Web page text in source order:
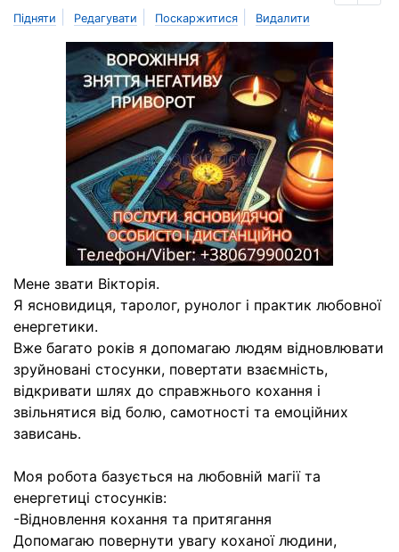
Підняти Редагувати Поскаржитися Видалити
Мене звати Вікторія.
Я ясновидиця, таролог, рунолог і практик любовної
енергетики.
Вже багато років я допомагаю людям відновлювати
зруйновані стосунки, повертати взаємність,
відкривати шлях до справжнього кохання і
звільнятися від болю, самотності та емоційних
зависань.
Моя робота базується на любовній магії та
енергетиці стосунків:
-Відновлення кохання та притягання
Допомагаю повернути увагу коханої людини,